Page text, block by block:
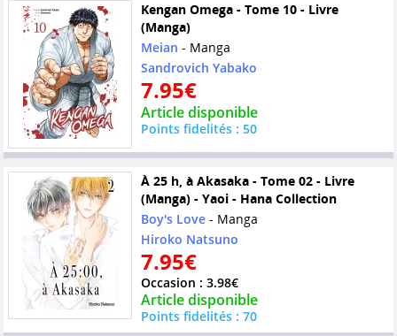
Kengan Omega - Tome 10 - Livre
(Manga)
Meian - Manga
Sandrovich Yabako
7.95€
Article disponible
Points fidelités : 50
À 25 h, à Akasaka - Tome 02 - Livre
(Manga) - Yaoi - Hana Collection
Boy's Love- Manga
Hiroko Natsuno
7.95€
Occasion : 3.98€
Article disponible
Points fidelités : 70